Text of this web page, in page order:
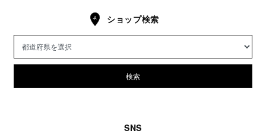
ショップ検索
検索
SNS